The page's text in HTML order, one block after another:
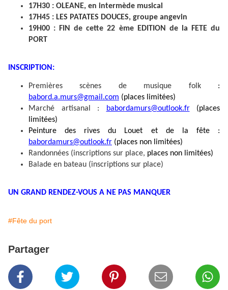
17H30 : OLEANE, en intermède musical
17H45 : LES PATATES DOUCES, groupe angevin
19H00 : FIN de cette 22 ème EDITION de la FETE du
PORT
INSCRIPTION :
Premières scènes de musique folk :
babord.a.murs@gmail.com (places limitées)
Marché artisanal :
babordamurs@outlook.fr(places
limitées)
Peinture des rives du Louet et de la fête :
babordamurs@outlook.fr (places non limitées)
Randonnées (inscriptions sur place, places non limitées)
Balade en bateau (inscriptions sur place)
UN GRAND RENDEZ-VOUS A NE PAS MANQUER
#Fête du port
Partager